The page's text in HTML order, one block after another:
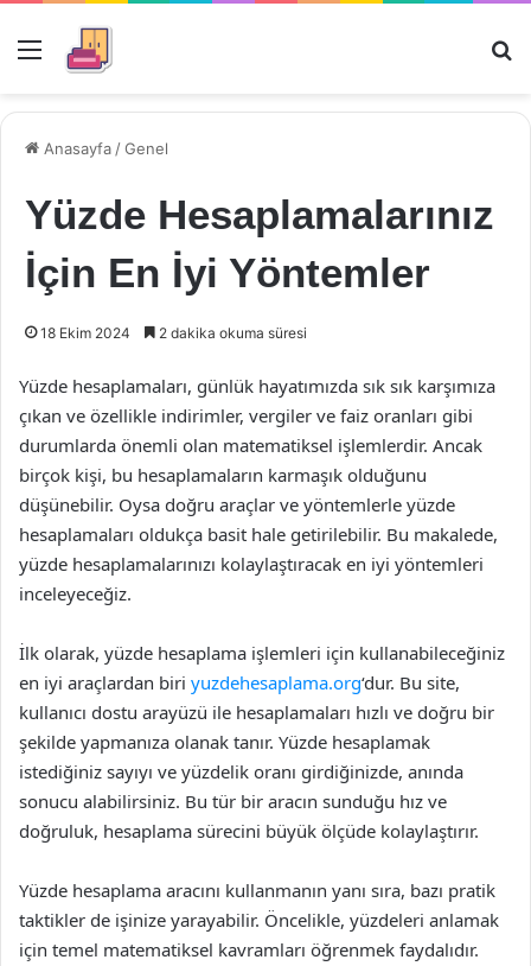
Menü
Anasayfa /Genel
Yüzde Hesaplamalarınız
İçin En İyi Yöntemler
18 Ekim 2024 2 dakika okuma süresi
Yüzde hesaplamaları, günlük hayatımızda sık sık karşımıza
çıkan ve özellikle indirimler, vergiler ve faiz oranları gibi
durumlarda önemli olan matematiksel işlemlerdir. Ancak
birçok kişi, bu hesaplamaların karmaşık olduğunu
düşünebilir. Oysa doğru araçlar ve yöntemlerle yüzde
hesaplamaları oldukça basit hale getirilebilir. Bu makalede,
yüzde hesaplamalarınızı kolaylaştıracak en iyi yöntemleri
inceleyeceğiz.
İlk olarak, yüzde hesaplama işlemleri için kullanabileceğiniz
en iyi araçlardan biri yuzdehesaplama.org‘dur. Bu site,
kullanıcı dostu arayüzü ile hesaplamaları hızlı ve doğru bir
şekilde yapmanıza olanak tanır. Yüzde hesaplamak
istediğiniz sayıyı ve yüzdelik oranı girdiğinizde, anında
sonucu alabilirsiniz. Bu tür bir aracın sunduğu hız ve
doğruluk, hesaplama sürecini büyük ölçüde kolaylaştırır.
Yüzde hesaplama aracını kullanmanın yanı sıra, bazı pratik
taktikler de işinize yarayabilir. Öncelikle, yüzdeleri anlamak
için temel matematiksel kavramları öğrenmek faydalıdır.